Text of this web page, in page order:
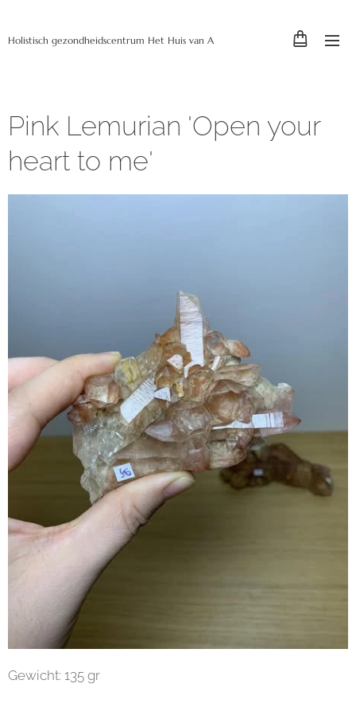
Holistisch gezondheidscentrum Het Huis van A
Pink Lemurian 'Open your
heart to me'
Gewicht: 135 gr